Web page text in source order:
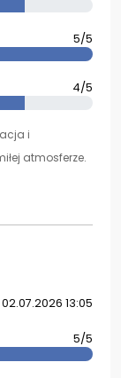
5/5
4/5
i
atmosferze.
02.07.2026 13:05
5/5